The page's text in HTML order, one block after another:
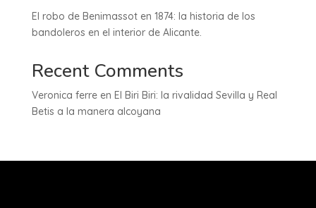
El robo de Benimassot en 1874: la historia de los
bandoleros en el interior de Alicante.
Recent Comments
Veronica ferreen El Biri Biri: la rivalidad Sevilla y Real
Betis a la manera alcoyana